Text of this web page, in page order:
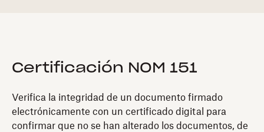
Certificación NOM 151
Verifica la integridad de un documento firmado
electrónicamente con un certificado digital para
confirmar que no se han alterado los documentos, de